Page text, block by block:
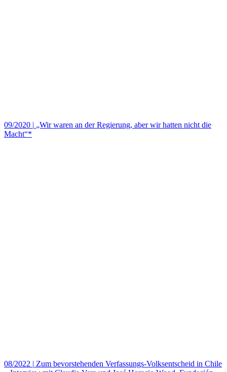
09/2020 | „Wir waren an der Regierung, aber wir hatten nicht die
Macht“*
08/2022 | Zum bevorstehenden Verfassungs-Volksentscheid in Chile